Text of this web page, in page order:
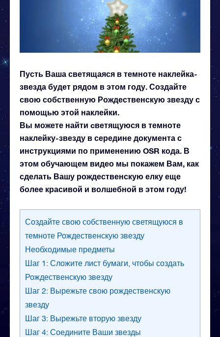
Пусть Ваша светящаяся в темноте наклейка-
звезда будет рядом в этом году. Создайте
свою собственную Рождественскую звезду с
помощью этой наклейки.
Вы можете найти cветящуюся в темноте
наклейку-звезду в середине документа с
инструкциями по применению OSR кода. В
этом обучающем видео мы покажем Вам, как
сделать Вашу рождественскую елку еще
более красивой и волшебной в этом году!
Создайте свою собственную светящуюся в
темноте Рождественскую звезду
Необходимые предметы
Шаг 1: Сложите лист бумаги, чтобы создать
Рождественскую звезду
Шаг 2: Вырежьте свою рождественскую
звезду
Шаг 3: Вырежьте вторую звезду
Шаг 4: Соедините Ваши звезды